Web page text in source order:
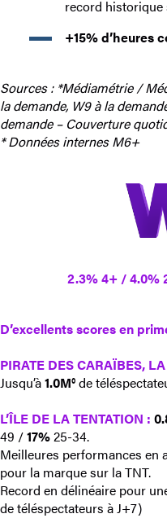
record
+15% d’heures
Sources : *Médiamétrie /
la demande, W9 à la
demande – Couverture
* Données internes M6+
2.3% 4+ / 4.0%
D’excellents scores en
PIRATE DES CARAÏBES,
Jusqu’à1.0M°de
L’ÎLE DE LA TENTATION :
49 /17%25-34.
Meilleures performances en
pour la marque sur la TNT.
Record en délinéaire pour
de téléspectateurs à J+7)